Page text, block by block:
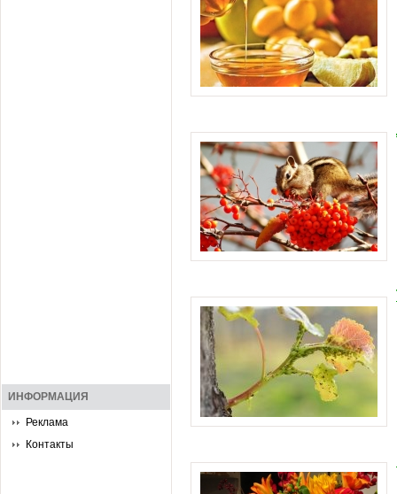
ИНФОРМАЦИЯ
Реклама
Контакты